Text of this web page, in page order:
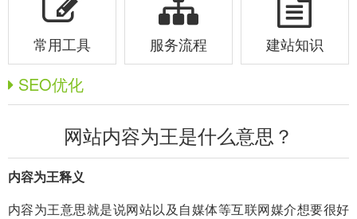
常用工具 服务流程 建站知识
SEO优化
网站内容为王是什么意思？
内容为王释义
内容为王意思就是说网站以及自媒体等互联网媒介想要很好